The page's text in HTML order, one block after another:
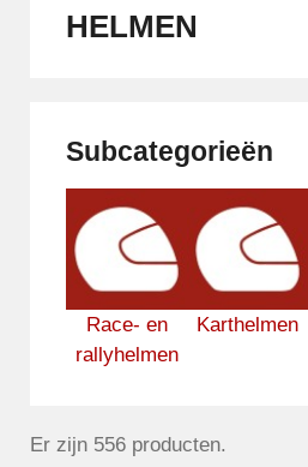
HELMEN
Subcategorieën
Race- en
rallyhelmen
Karthelmen
Er zijn 556 producten.